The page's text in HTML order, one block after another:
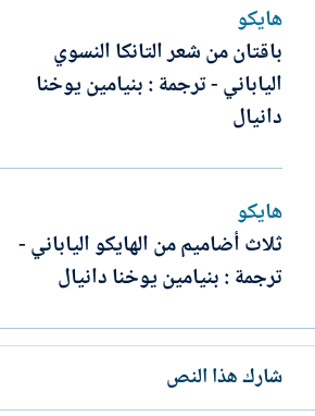
هايكو
باقتان من شعر التانكا النسوي
الياباني - ترجمة : بنيامين يوخنا
دانيال
هايكو
ثلاث أضاميم من الهايكو الياباني -
ترجمة : بنيامين يوخنا دانيال
شارك هذا النص